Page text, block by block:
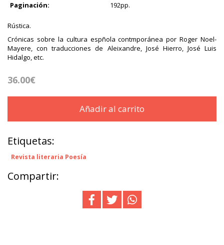
Paginación:
192pp.
Rústica.
Crónicas sobre la cultura espñola contmporánea por Roger Noel-
Mayere, con traducciones de Aleixandre, José Hierro, José Luis
Hidalgo, etc.
36.00€
Añadir al carrito
Etiquetas:
Revista literaria Poesía
Compartir: